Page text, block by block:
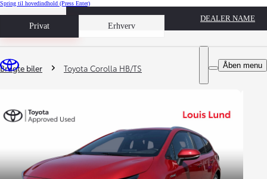
Spring til hovedindhold (Press Enter)
Privat Erhverv
Book prøvetur
DEALER NAME
Åben menu
Du er her
Brugte biler Toyota Corolla HB/TS